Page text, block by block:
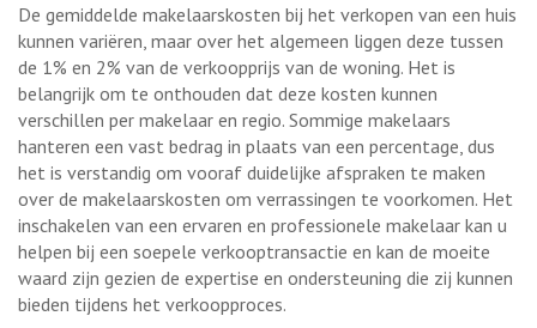
De gemiddelde makelaarskosten bij het verkopen van een huis
kunnen variëren, maar over het algemeen liggen deze tussen
de 1% en 2% van de verkoopprijs van de woning. Het is
belangrijk om te onthouden dat deze kosten kunnen
verschillen per makelaar en regio. Sommige makelaars
hanteren een vast bedrag in plaats van een percentage, dus
het is verstandig om vooraf duidelijke afspraken te maken
over de makelaarskosten om verrassingen te voorkomen. Het
inschakelen van een ervaren en professionele makelaar kan u
helpen bij een soepele verkooptransactie en kan de moeite
waard zijn gezien de expertise en ondersteuning die zij kunnen
bieden tijdens het verkoopproces.